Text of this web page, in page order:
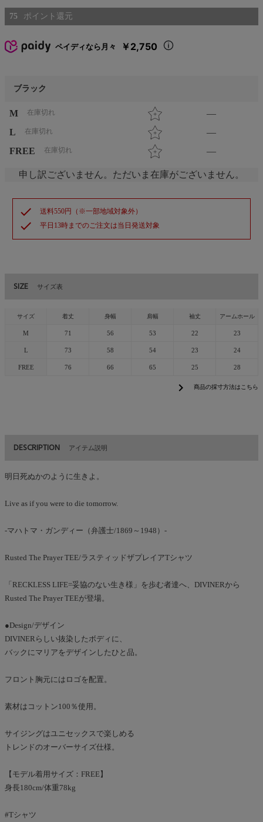
75
ペイディなら月々 ￥2,750
ブラック
M 在庫切れ
—
L
在庫切れ
—
FREE
在庫切れ —
申し訳ございません。ただいま在庫がございません。
check 送料550円（※一部地域対象外）
check 平日13時までのご注文は当日発送対象
SIZE サイズ表
サイズ 着丈 身幅 肩幅 袖丈 アームホール
M 71 56 53 22 23
L 73 58 54 23 24
FREE 76 66 65 25 28
chevron_right 商品の採寸方法はこちら
DESCRIPTION アイテム説明
明日死ぬかのように生きよ。
Live as if you were to die tomorrow.
-マハトマ・ガンディー（弁護士/1869～1948）-
Rusted The Prayer TEE/ラスティッドザプレイアTシャツ
「RECKLESS LIFE=妥協のない生き様」を歩む者達へ、DIVINERから
Rusted The Prayer TEEが登場。
●Design/デザイン
DIVINERらしい抜染したボディに、
バックにマリアをデザインしたひと品。
フロント胸元にはロゴを配置。
素材はコットン100％使用。
サイジングはユニセックスで楽しめる
トレンドのオーバーサイズ仕様。
【モデル着用サイズ：FREE】
身長180cm/体重78kg
#Tシャツ